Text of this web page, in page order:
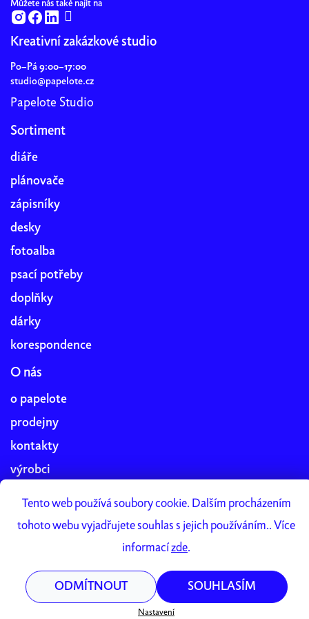
Tento web používá soubory cookie. Dalším procházením
tohoto webu vyjadřujete souhlas s jejich používáním.. Více
informacízde.
Nastavení
ODMÍTNOUT SOUHLASÍM
Můžete nás také najít na
Kreativní zakázkové studio
Po–Pá 9:00–17:00
studio@papelote.cz
Papelote Studio
Sortiment
diáře
plánovače
zápisníky
desky
fotoalba
psací potřeby
doplňky
dárky
korespondence
O nás
o papelote
prodejny
kontakty
výrobci
práce v papelote
Vytvořil Shoptet Premium
. Všechna práva vyhrazena.